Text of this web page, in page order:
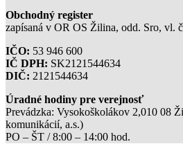
Obchodný register
zapísaná v OR OS Žilina, odd. Sro, vl.
IČO: 53 946 600
IČ DPH: SK2121544634
DIČ: 2121544634
Úradné hodiny pre verejnosť
Prevádzka: Vysokoškolákov 2,010 08
komunikácií, a.s.)
PO – ŠT / 8:00 – 14:00 hod.